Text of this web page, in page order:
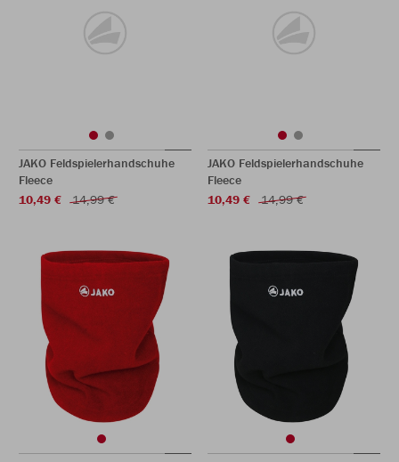
JAKO Feldspielerhandschuhe
Fleece
10,49 €
14,99 €
JAKO Feldspielerhandschuhe
Fleece
10,49 €
14,99 €